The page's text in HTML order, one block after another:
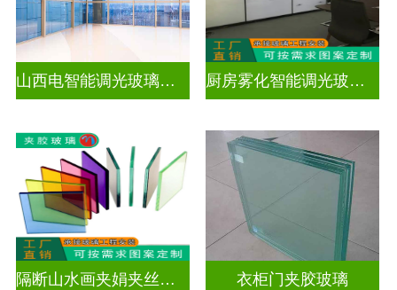
山西电智能调光玻璃厂家地址 厨房雾化智能调光玻璃有用吗
隔断山水画夹娟夹丝玻璃 衣柜门夹胶玻璃